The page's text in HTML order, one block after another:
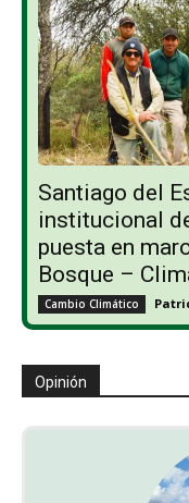
Santiago del
institucional
puesta en
Bosque –
Cambio Climático
Opinión